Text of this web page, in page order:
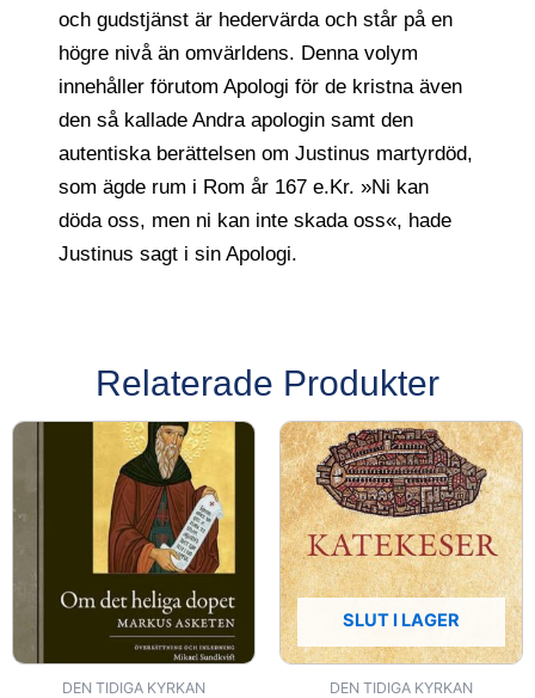
och gudstjänst är hedervärda och står på en
högre nivå än omvärldens. Denna volym
innehåller förutom Apologi för de kristna även
den så kallade Andra apologin samt den
autentiska berättelsen om Justinus martyrdöd,
som ägde rum i Rom år 167 e.Kr. »Ni kan
döda oss, men ni kan inte skada oss«, hade
Justinus sagt i sin Apologi.
Relaterade Produkter
DEN TIDIGA KYRKAN
SLUT I LAGER
DEN TIDIGA KYRKAN